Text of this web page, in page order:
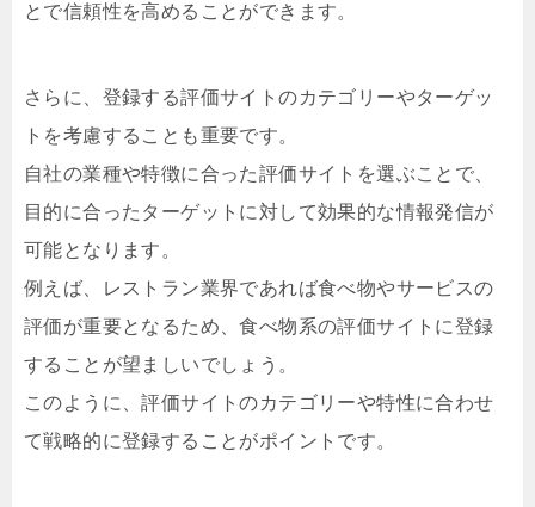
とで信頼性を高めることができます。
さらに、登録する評価サイトのカテゴリーやターゲッ
トを考慮することも重要です。
自社の業種や特徴に合った評価サイトを選ぶことで、
目的に合ったターゲットに対して効果的な情報発信が
可能となります。
例えば、レストラン業界であれば食べ物やサービスの
評価が重要となるため、食べ物系の評価サイトに登録
することが望ましいでしょう。
このように、評価サイトのカテゴリーや特性に合わせ
て戦略的に登録することがポイントです。